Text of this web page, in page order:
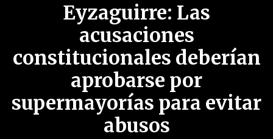
Eyzaguirre: Las
acusaciones
constitucionales deberían
aprobarse por
supermayorías para evitar
abusos